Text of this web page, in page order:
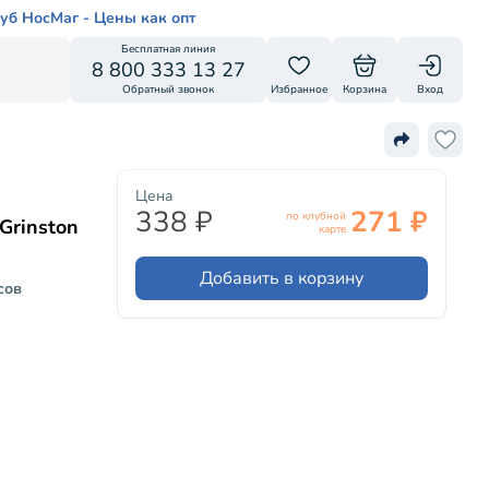
НосМаг - Цены как опт
Бесплатная линия
8 800 333 13 27
Обратный звонок Избранное Корзина Вход
Цена
338 ₽
по клубной
карте 271 ₽
Добавить в корзину